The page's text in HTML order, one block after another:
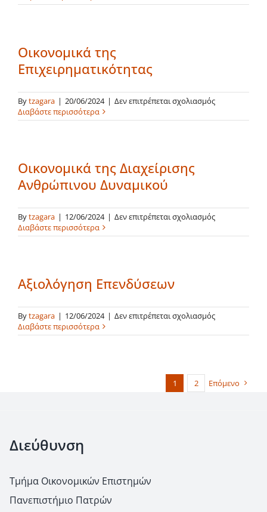
της
Οικονομικά της
Επιχειρηματικότητας
Bytzagara | 20/06/2024 | Δεν επιτρέπεται σχολιασμόςστο
της
Διαβάστε περισσότερα
Οικονομικά της Διαχείρισης
Ανθρώπινου Δυναμικού
Bytzagara | 12/06/2024 | Δεν επιτρέπεται σχολιασμόςστο
της
Διαβάστε περισσότερα
Αξιολόγηση Επενδύσεων
Bytzagara | 12/06/2024 | Δεν επιτρέπεται σχολιασμόςστο
Επενδύσεων
Διαβάστε περισσότερα
1 2 Επόμενο
Διεύθυνση
Τμήμα Οικονομικών Επιστημών
Πανεπιστήμιο Πατρών